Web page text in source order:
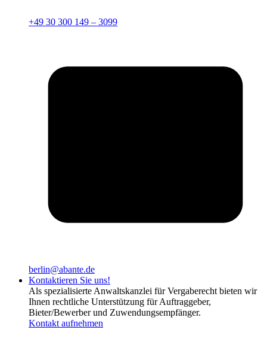
+49 30 300 149 – 3099
berlin@abante.de
Kontaktieren Sie uns!
Als spezialisierte Anwaltskanzlei für Vergaberecht bieten wir
Ihnen rechtliche Unterstützung für Auftraggeber,
Bieter/Bewerber und Zuwendungsempfänger.
Kontakt aufnehmen